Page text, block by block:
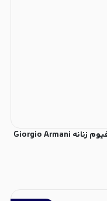
عطر ادکلن جورجیو آرمانی پاور آف یو ادوپرفیوم زنانه Giorgio Armani